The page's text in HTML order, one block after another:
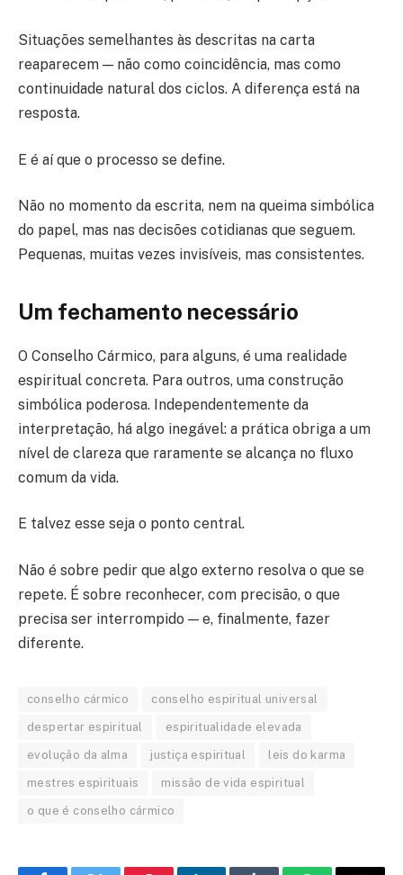
Situações semelhantes às descritas na carta
reaparecem — não como coincidência, mas como
continuidade natural dos ciclos. A diferença está na
resposta.
E é aí que o processo se define.
Não no momento da escrita, nem na queima simbólica
do papel, mas nas decisões cotidianas que seguem.
Pequenas, muitas vezes invisíveis, mas consistentes.
Um fechamento necessário
O Conselho Cármico, para alguns, é uma realidade
espiritual concreta. Para outros, uma construção
simbólica poderosa. Independentemente da
interpretação, há algo inegável: a prática obriga a um
nível de clareza que raramente se alcança no fluxo
comum da vida.
E talvez esse seja o ponto central.
Não é sobre pedir que algo externo resolva o que se
repete. É sobre reconhecer, com precisão, o que
precisa ser interrompido — e, finalmente, fazer
diferente.
conselho cármico conselho espiritual universal
despertar espiritual espiritualidade elevada
evolução da alma justiça espiritual leis do karma
mestres espirituais missão de vida espiritual
o que é conselho cármico